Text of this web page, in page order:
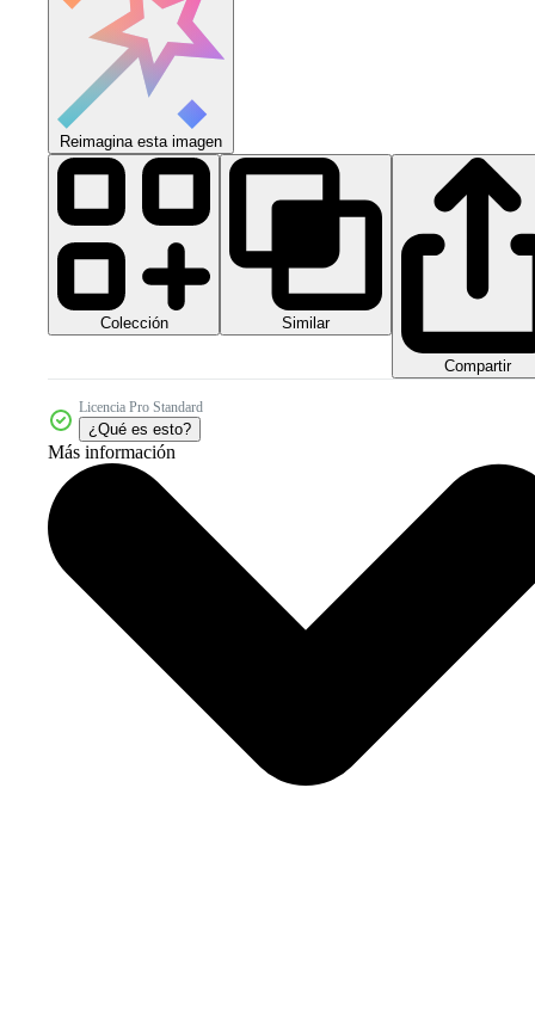
Reimagina esta imagen
Colección Similar
Compartir
Licencia Pro Standard
¿Qué es esto?
Más información